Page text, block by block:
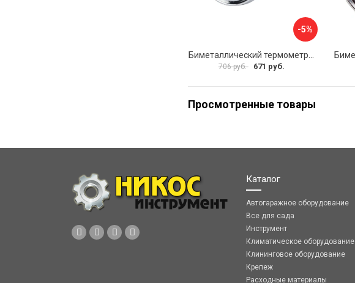
-5%
706 руб. 671 руб.
Просмотренные товары
Каталог
Автогаражное оборудование
Все для сада
Инструмент
Климатическое оборудование
Клининговое оборудование
Крепеж
Расходные материалы